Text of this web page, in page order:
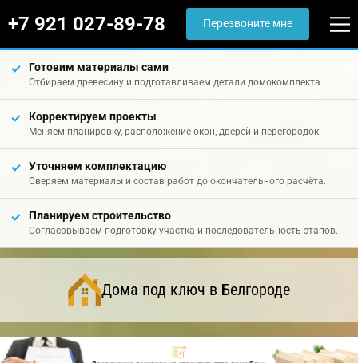
+7 921 027-89-78 Перезвоните мне
Готовим материалы сами
Отбираем древесину и подготавливаем детали домокомплекта.
Корректируем проекты
Меняем планировку, расположение окон, дверей и перегородок.
Уточняем комплектацию
Сверяем материалы и состав работ до окончательного расчёта.
Планируем строительство
Согласовываем подготовку участка и последовательность этапов.
Дома под ключ в Белгороде